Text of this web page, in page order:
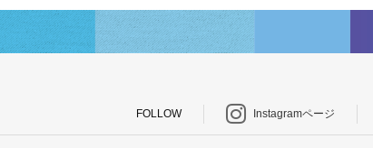
FOLLOW Instagramページ